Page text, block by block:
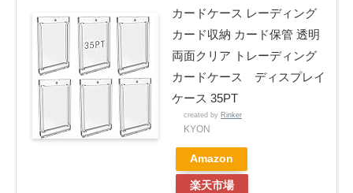
カードケース レーディング
カード収納 カード保管 透明
両面クリア トレーディング
カードケース ディスプレイ
ケース 35PT
created by Rinker
KYON
Amazon
楽天市場